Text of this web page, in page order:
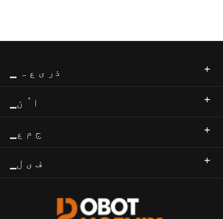
▁ ذر ی ع ہ
▁ا ُ ن
▁ج م ع
▁ف ی ل